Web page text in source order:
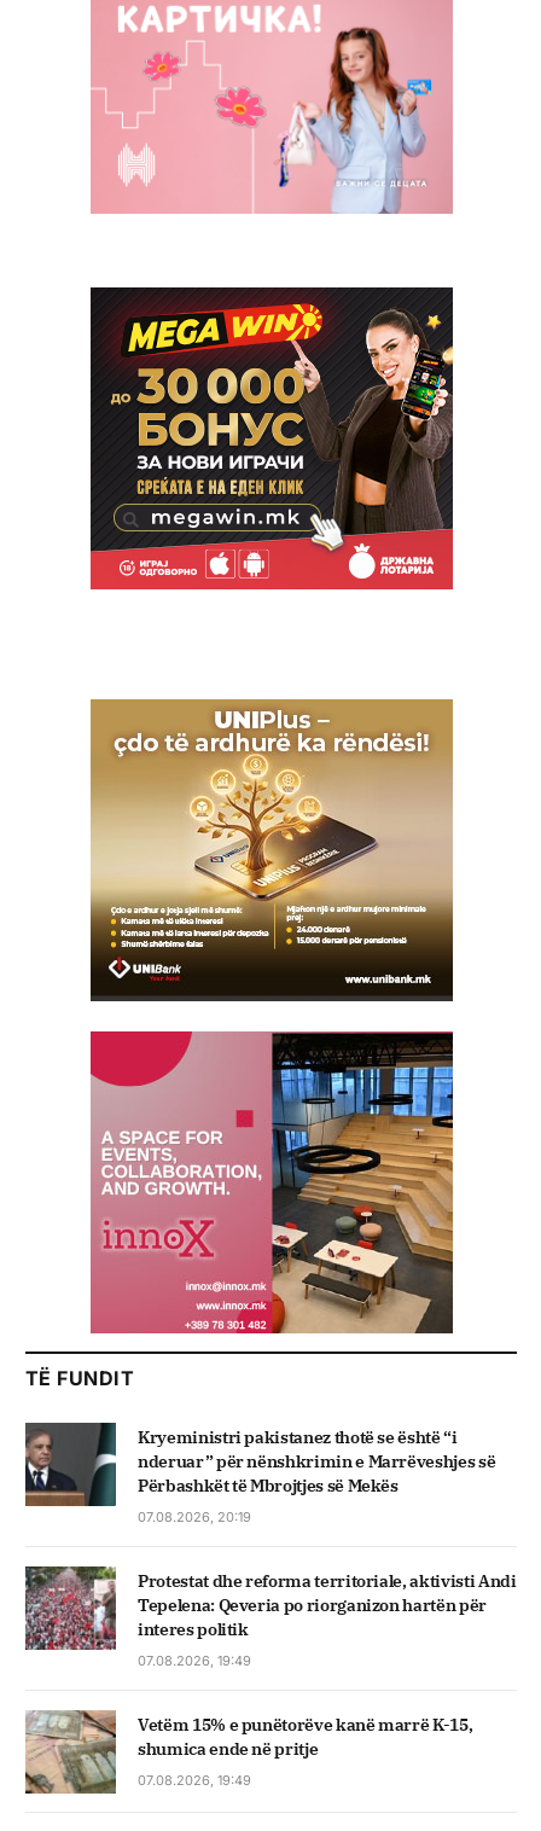
TË FUNDIT
Kryeministri pakistanez thotë se është “i
nderuar” për nënshkrimin e Marrëveshjes së
Përbashkët të Mbrojtjes së Mekës
07.08.2026, 20:19
Protestat dhe reforma territoriale, aktivisti Andi
Tepelena: Qeveria po riorganizon hartën për
interes politik
07.08.2026, 19:49
Vetëm 15% e punëtorëve kanë marrë K-15,
shumica ende në pritje
07.08.2026, 19:49